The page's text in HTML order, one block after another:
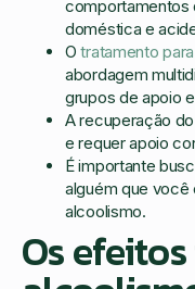
comportamentos
doméstica e
Otratamento
abordagem
grupos de apoio
A recuperação
e requer apoio
É importante
alguém que você
alcoolismo.
Os